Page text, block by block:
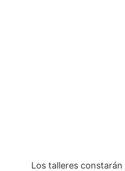
Los talleres